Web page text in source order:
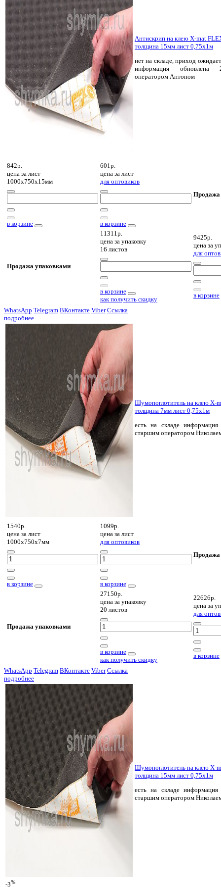
Антискрип на клею X-mat
толщина 15мм лист 0,75х1м
нет на складе, приход
информация обновлена
оператором Антоном
842р.
цена за лист
1000х750х15мм
в корзине
601р.
цена за лист
для оптовиков
в корзине
Продажа
Продажа упаковками
11311р.
цена за упаковку
16 листов
в корзине
как получить скидку
9425р.
цена за
для
в корзине
WhatsApp Telegram ВКонтакте Viber Ссылка
подробнее
Шумопоглотитель на клею X-
толщина 7мм лист 0,75х1м
есть на складе информация
старшим оператором
1540р.
цена за лист
1000х750х7мм
в корзине
1099р.
цена за лист
для оптовиков
в корзине
Продажа
Продажа упаковками
27150р.
цена за упаковку
20 листов
в корзине
как получить скидку
22626р.
цена за
для
в корзине
WhatsApp Telegram ВКонтакте Viber Ссылка
подробнее
-3%
Шумопоглотитель на клею X-
толщина 15мм лист 0,75х1м
есть на складе информация
старшим оператором